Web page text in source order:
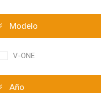
Modelo
V-ONE
Año